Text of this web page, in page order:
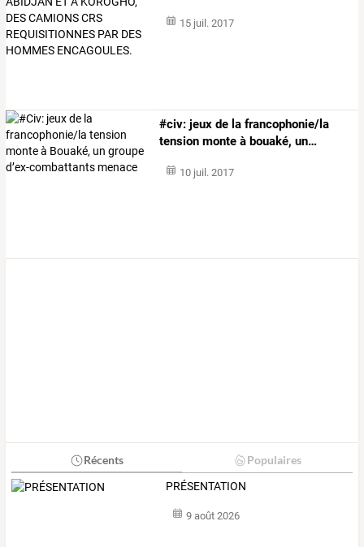
15 juil. 2017
#civ: jeux de la francophonie/la
tension monte à bouaké, un…
10 juil. 2017
Récents Populaires
PRÉSENTATION
9 août 2026